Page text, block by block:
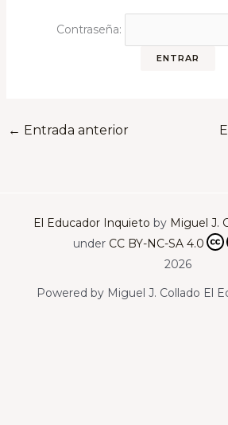
Contraseña:
← Entrada anterior
El Educador Inquieto by Miguel J.
under CC BY-NC-SA 4.0
2026
Powered by Miguel J. Collado El